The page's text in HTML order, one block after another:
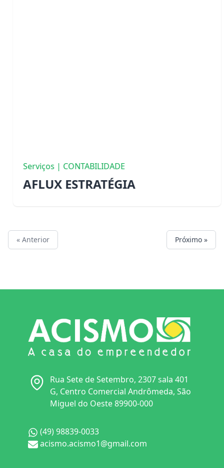
Serviços | CONTABILIDADE
AFLUX ESTRATÉGIA
« Anterior Próximo »
Rua Sete de Setembro, 2307 sala 401
G, Centro Comercial Andrômeda, São
Miguel do Oeste 89900-000
(49) 98839-0033
acismo.acismo1@gmail.com